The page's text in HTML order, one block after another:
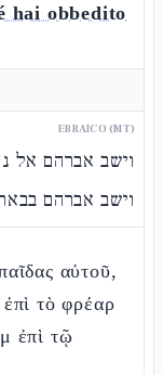
hai obbedito
EBRAICO (MT)
וישב אברהם אל
וישב אברהם
αὐτοῦ,
τὸ φρέαρ
ἐπὶ τῷ